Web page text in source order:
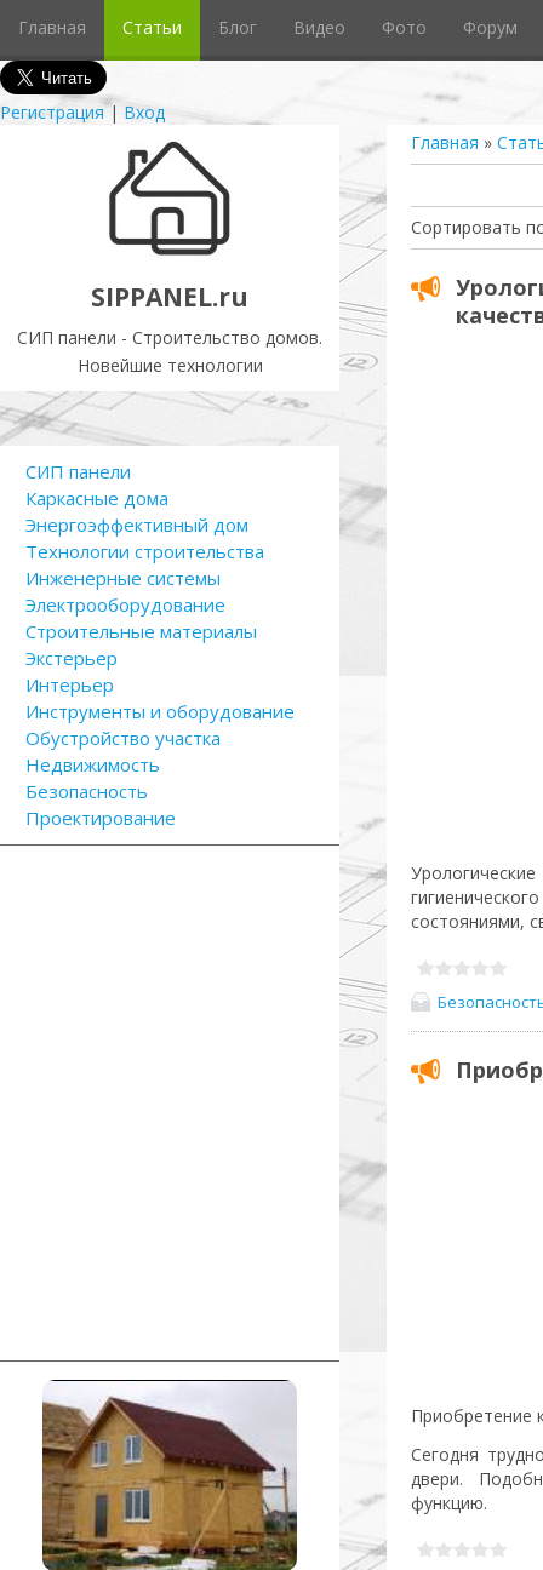
Главная Статьи Блог Видео Фото Форум
Регистрация| Вход
SIPPANEL.ru
СИП панели - Строительство домов.
Новейшие технологии
Главная »
Сортировать
состояниями,
Приобретение
Сегодня
двери.
функцию.
СИП панели
Каркасные дома
Энергоэффективный дом
Технологии строительства
Инженерные системы
Электрооборудование
Строительные материалы
Экстерьер
Интерьер
Инструменты и оборудование
Обустройство участка
Недвижимость
Безопасность
Проектирование